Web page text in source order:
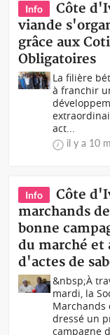
Info
Côte
viande
grâce aux
Obligatoires
La filière
à franchir
act...
il y a 10
Info
Côte
marchands
bonne
du marché et
d'actes de
&nbsp;À
mardi, la
Marchands
dressé un
campagne